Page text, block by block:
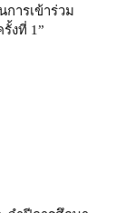
การเข้าร่วม
งที่ 1”